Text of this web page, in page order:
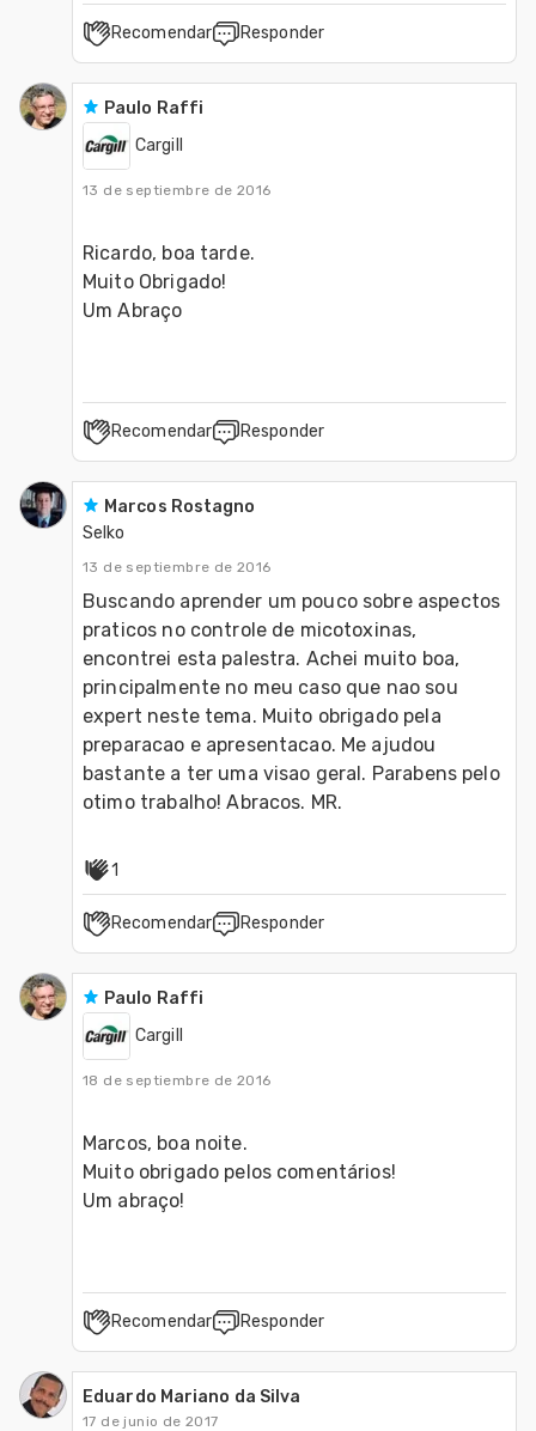
Recomendar Responder
Paulo Raffi
Cargill
13 de septiembre de 2016
Ricardo, boa tarde.
Muito Obrigado!
Um Abraço
Recomendar Responder
Marcos Rostagno
Selko
13 de septiembre de 2016
Buscando aprender um pouco sobre aspectos
praticos no controle de micotoxinas,
encontrei esta palestra. Achei muito boa,
principalmente no meu caso que nao sou
expert neste tema. Muito obrigado pela
preparacao e apresentacao. Me ajudou
bastante a ter uma visao geral. Parabens pelo
otimo trabalho! Abracos. MR.
1
Recomendar Responder
Paulo Raffi
Cargill
18 de septiembre de 2016
Marcos, boa noite.
Muito obrigado pelos comentários!
Um abraço!
Recomendar Responder
Eduardo Mariano da Silva
17 de junio de 2017